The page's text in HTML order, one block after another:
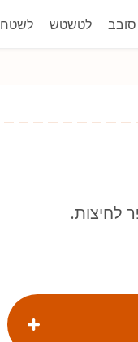
סובב לטשטש לשטח